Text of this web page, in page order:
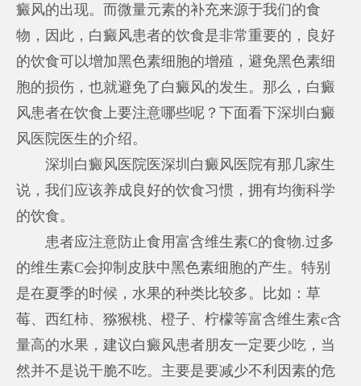
癜风的出现。而微量元素的补充来源于我们的食
物，因此，白癜风患者的饮食是非常重要的，良好
的饮食可以增加黑色素细胞的增殖，避免黑色素细
胞的损伤，也就避免了白癜风的发生。那么，白癜
风患者在饮食上要注意哪些呢？下面看下深圳白癜
风医院医生的介绍。
深圳白癜风医院医深圳白癜风医院有那几家生
说，我们应该养成良好的饮食习惯，拥有均衡科学
的饮食。
患者应注意防止食用富含维生素C的食物.过多
的维生素C会抑制皮肤中黑色素细胞的产生。特别
是在夏季的时候，水果的种类比较多。比如：草
莓、西红柿、猕猴桃、橙子、柠檬等富含维生素c含
量高的水果，建议白癜风患者朋友一定要少吃，当
然并不是说干脆不吃。主要是要减少不利因素的危